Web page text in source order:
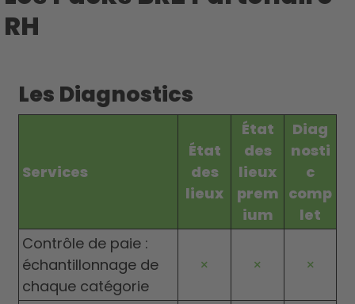
RH
Les Diagnostics
Services
État
des
lieux
État
des
lieux
prem
ium
Diag
nosti
c
comp
let
Contrôle de paie :
échantillonnage de
chaque catégorie
× × ×